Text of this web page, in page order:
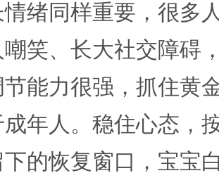
绪同样重要，很多
笑、长大社交障碍
能力很强，抓住黄
年人。稳住心态，
的恢复窗口，宝宝